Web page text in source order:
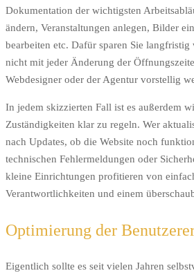
Dokumentation der wichtigsten
ändern, Veranstaltungen anlegen, Bilder
bearbeiten etc. Dafür sparen Sie langfristig
nicht mit jeder Änderung der
Webdesigner oder der Agentur vorstellig
In jedem skizzierten Fall ist es außerdem
Zuständigkeiten klar zu regeln. Wer
nach Updates, ob die Website noch
technischen Fehlermeldungen oder
kleine Einrichtungen profitieren von
Verantwortlichkeiten und einem
Optimierung der
Eigentlich sollte es seit vielen Jahren